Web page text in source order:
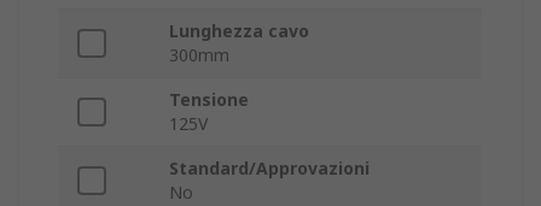
Lunghezza cavo
300mm
Tensione
125V
Standard/Approvazioni
No